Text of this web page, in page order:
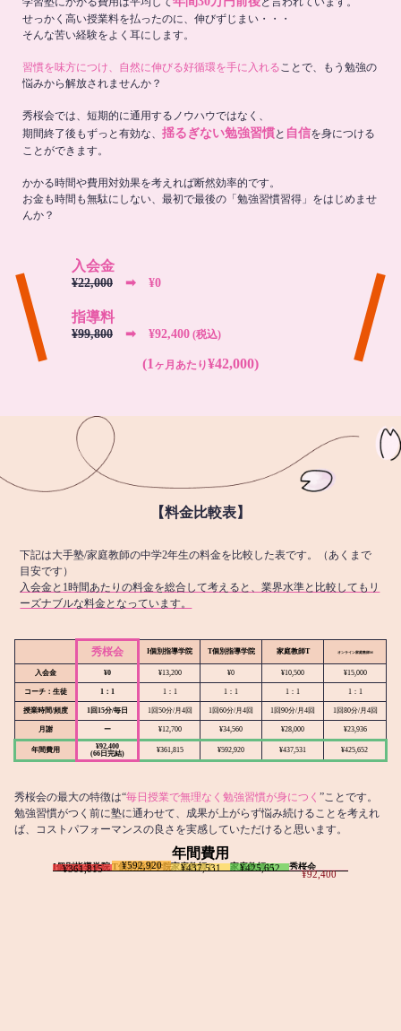
せっかく高い授業料を払ったのに、伸びずじまい・・・
そんな苦い経験をよく耳にします。
習慣を味方につけ、自然に伸びる好循環を手に入れることで、もう勉強の
悩みから解放されませんか？
秀桜会では、短期的に通用するノウハウではなく、
期間終了後もずっと有効な、 揺るぎない勉強習慣と 自信を身につける
ことができます。
かかる時間や費用対効果を考えれば断然効率的です。
お金も時間も無駄にしない、最初で最後の「勉強習慣習得」をはじめませ
んか？
入会金
¥22,000 ➡︎ ¥0
指導料
¥99,800 ➡︎ ¥92,400 (税込)
(1 ヶ月あたり¥42,000)
【料金比較表】
下記は大手塾/家庭教師の中学2年生の料金を比較した表です。（あくまで
目安です）
入会金と1時間あたりの料金を総合して考えると、業界水準と比較してもリ
ーズナブルな料金となっています。
秀桜会 I個別指導学院 T個別指導学院 家庭教師T オンライン家庭教師M
入会金 ¥0 ¥13,200 ¥0 ¥10,500 ¥15,000
コーチ：生徒 1：1 1：1 1：1 1：1 1：1
授業時間/頻度 1回15分/毎日 1回50分/月4回 1回60分/月4回 1回90分/月4回 1回80分/月4回
月謝 ー ¥12,700 ¥34,560 ¥28,000 ¥23,936
年間費用
¥92,400
(66日完結)
¥361,815 ¥592,920 ¥437,531 ¥425,652
秀桜会の最大の特徴は“毎日授業で無理なく勉強習慣が身につく ”ことです。
勉強習慣がつく前に塾に通わせて、成果が上がらず悩み続けることを考えれ
ば、コストパフォーマンスの良さを実感していただけると思います。
年間費用
I個別指導学院
¥361,815 T個別指導学院
¥592,920 家庭教師T
¥437,531 家庭教師M
¥425,652 秀桜会
¥92,400